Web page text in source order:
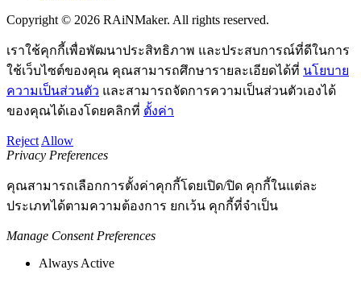
Copyright © 2026 RAiNMaker. All rights reserved.
เราใช้คุกกี้เพื่อพัฒนาประสิทธิภาพ และประสบการณ์ที่ดีในการ
ใช้เว็บไซต์ของคุณ คุณสามารถศึกษารายละเอียดได้ที่ นโยบาย
ความเป็นส่วนตัว และสามารถจัดการความเป็นส่วนตัวเองได้
ของคุณได้เองโดยคลิกที่ ตั้งค่า
Reject Allow
Privacy Preferences
คุณสามารถเลือกการตั้งค่าคุกกี้โดยเปิด/ปิด คุกกี้ในแต่ละ
ประเภทได้ตามความต้องการ ยกเว้น คุกกี้ที่จำเป็น
Manage Consent Preferences
Always Active